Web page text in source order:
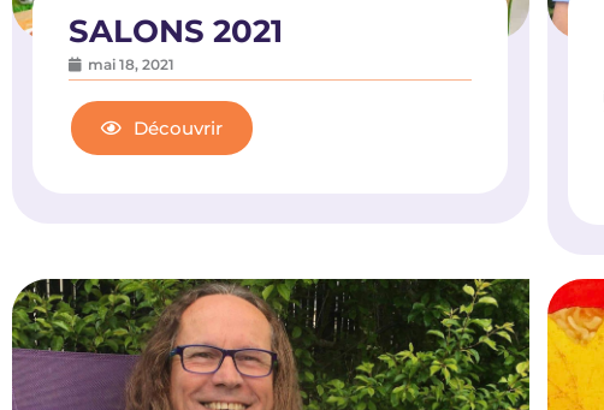
SALONS 2021
mai 18, 2021
Découvrir